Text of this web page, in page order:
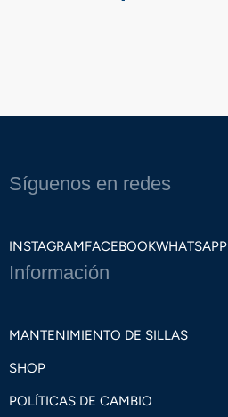
Síguenos en redes
INSTAGRAMFACEBOOKWHATSAPP
Información
MANTENIMIENTO DE SILLAS
SHOP
POLÍTICAS DE CAMBIO